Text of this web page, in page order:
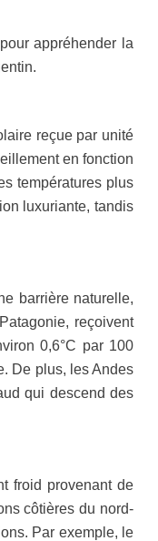
appréhender la
reçue par unité
en fonction
températures plus
luxuriante, tandis
barrière naturelle,
reçoivent
0,6°C par 100
De plus, les Andes
qui descend des
froid provenant de
côtières du nord-
Par exemple, le